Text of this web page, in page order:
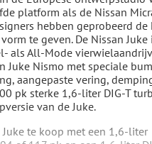
platform als de Nissan
hebben geprobeerd de
te geven. De Nissan Juke
als All-Mode
Juke Nismo met speciale
aangepaste vering,
pk sterke 1,6-liter DIG-T
van de Juke.
Juke te koop met een 1,6-liter